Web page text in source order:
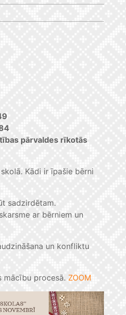
pārvaldes rīkotās
Kādi ir īpašie bērni
sadzirdētam.
ar bērniem un
un konfliktu
mācību procesā. ZOOM